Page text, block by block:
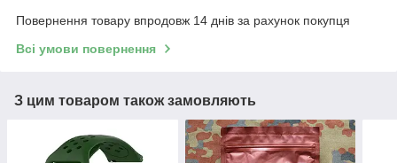
Повернення товару впродовж 14 днів за рахунок покупця
Всі умови повернення
З цим товаром також замовляють